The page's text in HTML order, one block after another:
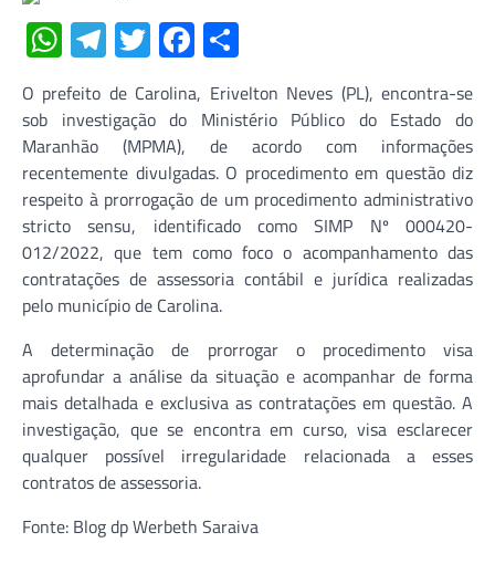
WhatsApp
Telegram
TwitterFacebook
O prefeito de Carolina, Erivelton Neves (PL), encontra-se
sob investigação do Ministério Público do Estado do
Maranhão (MPMA), de acordo com informações
recentemente divulgadas. O procedimento em questão diz
respeito à prorrogação de um procedimento administrativo
stricto sensu, identificado como SIMP Nº 000420-
012/2022, que tem como foco o acompanhamento das
contratações de assessoria contábil e jurídica realizadas
pelo município de Carolina.
A determinação de prorrogar o procedimento visa
aprofundar a análise da situação e acompanhar de forma
mais detalhada e exclusiva as contratações em questão. A
investigação, que se encontra em curso, visa esclarecer
qualquer possível irregularidade relacionada a esses
contratos de assessoria.
Fonte: Blog dp Werbeth Saraiva